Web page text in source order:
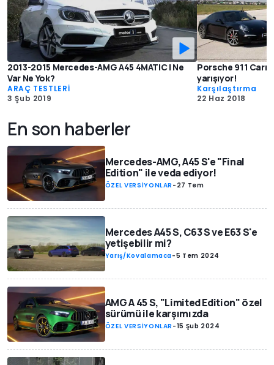
2013-2015 Mercedes-AMG A45 4MATIC | Ne
Var Ne Yok?
ARAÇ TESTLERİ
3 Şub 2019
Porsche 911
yarışıyor!
Karşılaştırma
22 Haz 2018
En son haberler
Mercedes-AMG, A45 S'e "Final
Edition" ile veda ediyor!
ÖZEL VERSİYONLAR - 27 Tem
Mercedes A45 S, C63 S ve E63 S'e
yetişebilir mi?
Yarış/Kovalamaca-5 Tem 2024
AMG A 45 S, "Limited Edition" özel
sürümü ile karşımızda
ÖZEL VERSİYONLAR -15 Şub 2024